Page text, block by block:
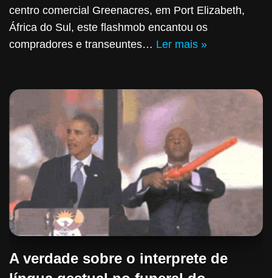
centro comercial Greenacres, em Port Elizabeth,
África do Sul, este flashmob encantou os
compradores ​​e transeuntes… Ler mais »
A verdade sobre o interprete de